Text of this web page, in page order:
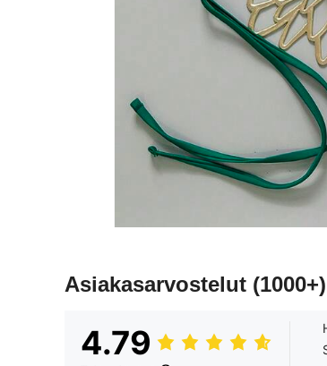
Asiakasarvostelut (1000+)
4.79